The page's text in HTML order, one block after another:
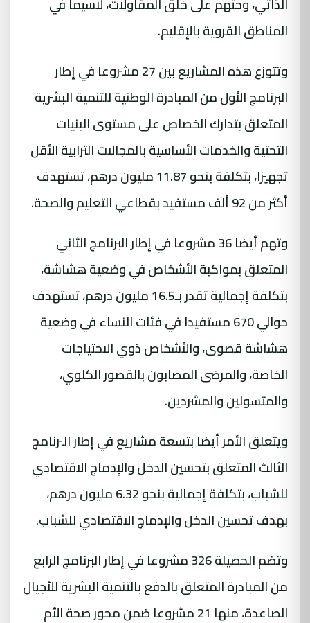
المناطق القروية بالإقليم.
وتتوزع هذه المشاريع بين 27 مشروعا في إطار
البرنامج الأول من المبادرة الوطنية للتنمية البشرية
المتعلق بتدارك الخصاص على مستوى البنيات
التحتية والخدمات الأساسية بالمجالات الترابية الأقل
تجهيزا، بتكلفة بنحو 11.87 مليون درهم، تستهدف
أكثر من 92 ألف مستفيد بقطاعي التعليم والصحة.
وتهم أيضا 36 مشروعا في إطار البرنامج الثاني
المتعلق بمواكبة الأشخاص في وضعية هشاشة،
بتكلفة إجمالية تقدر بـ16.5 مليون درهم، تستهدف
حوالي 670 مستفيدا في فئات النساء في وضعية
هشاشة قصوى، والأشخاص ذوي الاحتياجات
الخاصة، والمرضى المصابون بالقصور الكلوي،
والمتسولين والمشردين.
ويتعلق الأمر أيضا بتسعة مشاريع في إطار البرنامج
الثالث المتعلق بتحسين الدخل والإدماج الاقتصادي
للشباب، بتكلفة إجمالية بنحو 6.32 مليون درهم،
بهدف تحسين الدخل والإدماج الاقتصادي للشباب.
وتضم الحصيلة 326 مشروعا في إطار البرنامج الرابع
من المبادرة المتعلق بالدفع بالتنمية البشرية للأجيال
الصاعدة، منها 21 مشروعا ضمن محور صحة الأم